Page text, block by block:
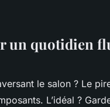
un quotidien
le salon ? Le
L’idéal ?